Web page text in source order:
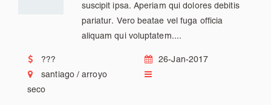
suscipit ipsa. Aperiam qui dolores debitis
pariatur. Vero beatae vel fuga officia
aliquam qui voluptatem....
???
26-Jan-2017
santiago / arroyo
seco